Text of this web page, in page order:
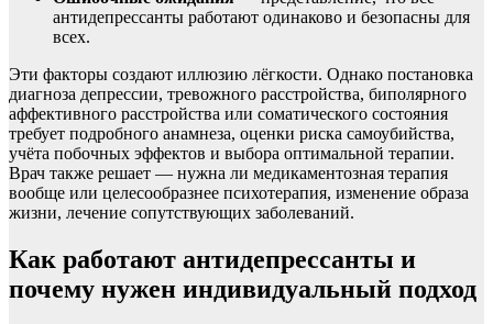
антидепрессанты работают одинаково и безопасны для
всех.
Эти факторы создают иллюзию лёгкости. Однако постановка
диагноза депрессии, тревожного расстройства, биполярного
аффективного расстройства или соматического состояния
требует подробного анамнеза, оценки риска самоубийства,
учёта побочных эффектов и выбора оптимальной терапии.
Врач также решает — нужна ли медикаментозная терапия
вообще или целесообразнее психотерапия, изменение образа
жизни, лечение сопутствующих заболеваний.
Как работают антидепрессанты и
почему нужен индивидуальный подход